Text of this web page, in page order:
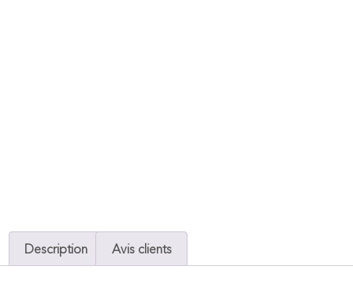
Description Avis clients